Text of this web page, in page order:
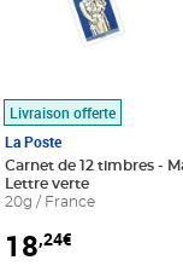
au panier
Livraison offerte
La Poste
Carnet de 12 timbres -
Lettre verte
20g / France
18,24€